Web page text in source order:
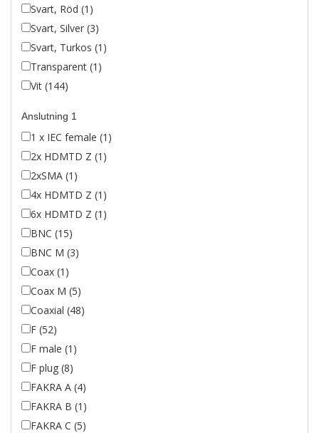
Svart, Röd (1)
Svart, Silver (3)
Svart, Turkos (1)
Transparent (1)
Vit (144)
Anslutning 1
1 x IEC female (1)
2x HDMTD Z (1)
2xSMA (1)
4x HDMTD Z (1)
6x HDMTD Z (1)
BNC (15)
BNC M (3)
Coax (1)
Coax M (5)
Coaxial (48)
F (52)
F male (1)
F plug (8)
FAKRA A (4)
FAKRA B (1)
FAKRA C (5)